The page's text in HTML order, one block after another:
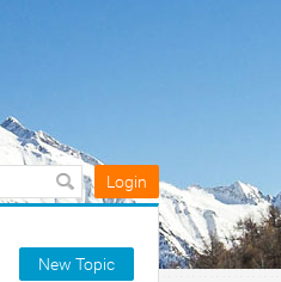
Login
New Topic